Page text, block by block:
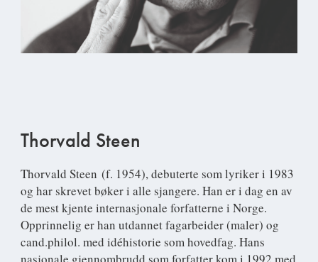
Thorvald Steen
Thorvald Steen (f. 1954), debuterte som lyriker i 1983
og har skrevet bøker i alle sjangere. Han er i dag en av
de mest kjente internasjonale forfatterne i Norge.
Opprinnelig er han utdannet fagarbeider (maler) og
cand.philol. med idéhistorie som hovedfag. Hans
nasjonale gjennombrudd som forfatter kom i 1992 med